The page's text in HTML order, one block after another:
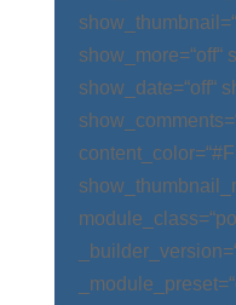
show_more=“off“
show_date=“off“